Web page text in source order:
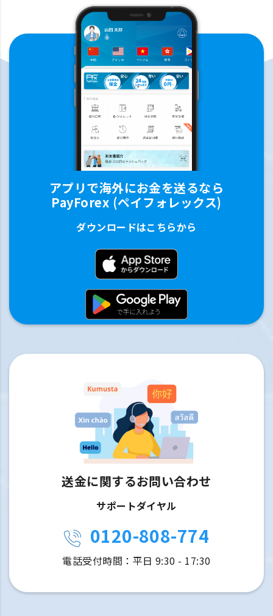
アプリで海外にお金を送るなら
PayForex (ペイフォレックス)
ダウンロードはこちらから
送金に関するお問い合わせ
サポートダイヤル
0120-808-774
電話受付時間：平日 9:30 - 17:30